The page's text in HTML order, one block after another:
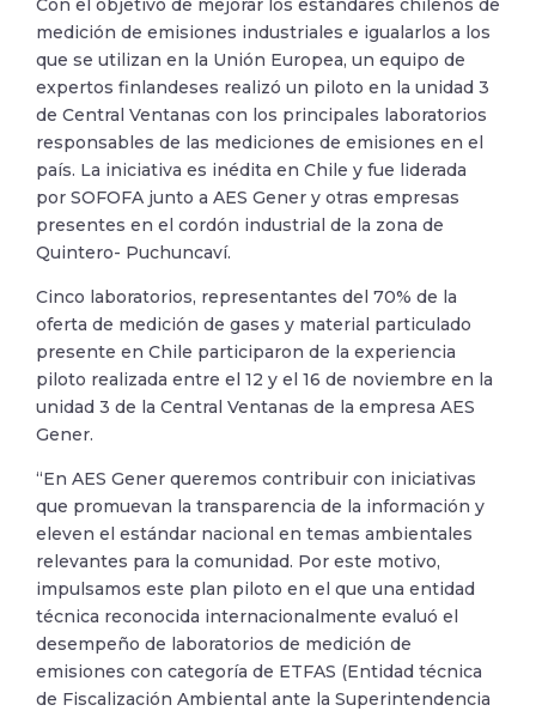
Con el objetivo de mejorar los estándares chilenos de
medición de emisiones industriales e igualarlos a los
que se utilizan en la Unión Europea, un equipo de
expertos finlandeses realizó un piloto en la unidad 3
de Central Ventanas con los principales laboratorios
responsables de las mediciones de emisiones en el
país. La iniciativa es inédita en Chile y fue liderada
por SOFOFA junto a AES Gener y otras empresas
presentes en el cordón industrial de la zona de
Quintero- Puchuncaví.
Cinco laboratorios, representantes del 70% de la
oferta de medición de gases y material particulado
presente en Chile participaron de la experiencia
piloto realizada entre el 12 y el 16 de noviembre en la
unidad 3 de la Central Ventanas de la empresa AES
Gener.
“En AES Gener queremos contribuir con iniciativas
que promuevan la transparencia de la información y
eleven el estándar nacional en temas ambientales
relevantes para la comunidad. Por este motivo,
impulsamos este plan piloto en el que una entidad
técnica reconocida internacionalmente evaluó el
desempeño de laboratorios de medición de
emisiones con categoría de ETFAS (Entidad técnica
de Fiscalización Ambiental ante la Superintendencia